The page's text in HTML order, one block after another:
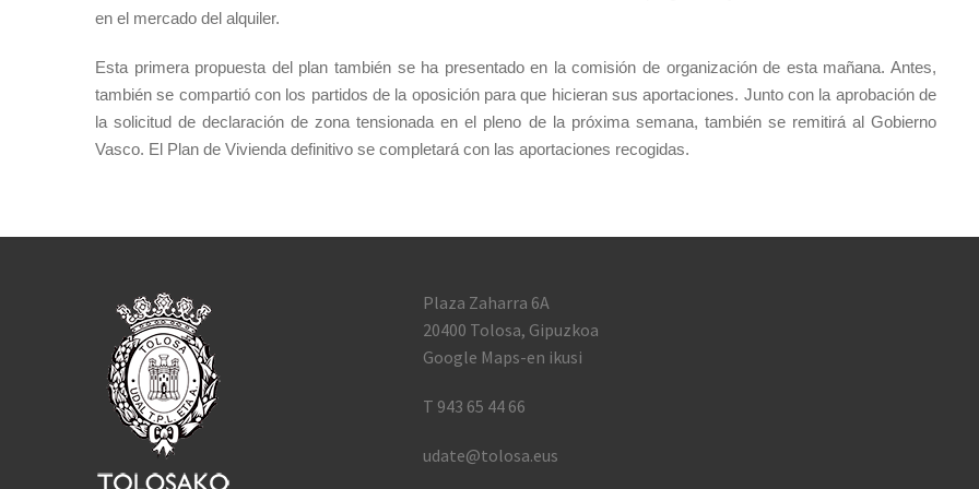
en el mercado del alquiler.
Esta primera propuesta del plan también se ha presentado en la comisión de organización de esta mañana. Antes,
también se compartió con los partidos de la oposición para que hicieran sus aportaciones. Junto con la aprobación de
la solicitud de declaración de zona tensionada en el pleno de la próxima semana, también se remitirá al Gobierno
Vasco. El Plan de Vivienda definitivo se completará con las aportaciones recogidas.
Plaza Zaharra 6A
20400 Tolosa, Gipuzkoa
Google Maps-en ikusi
T 943 65 44 66
udate@tolosa.eus